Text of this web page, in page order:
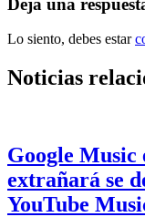
Lo siento, debes estar
Noticias
Google Music
extrañará se
YouTube